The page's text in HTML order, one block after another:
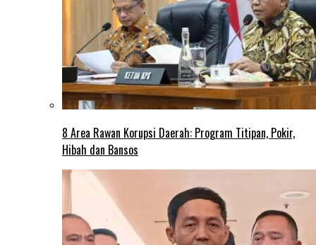
8 Area Rawan Korupsi Daerah: Program Titipan, Pokir,
Hibah dan Bansos